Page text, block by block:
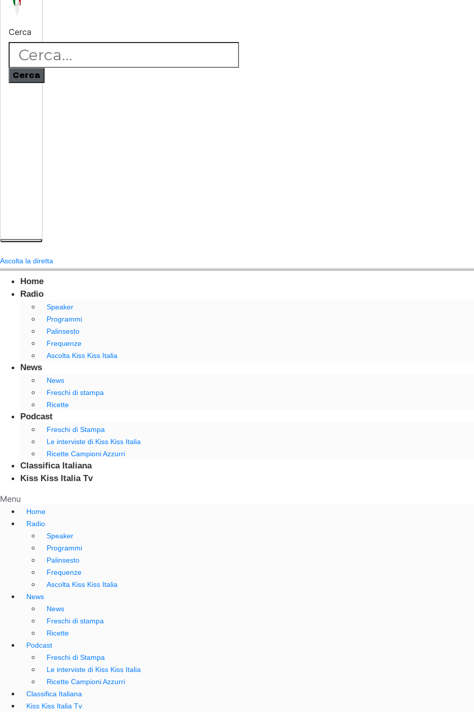
Cerca
Cerca
Ascolta la diretta
Home
Radio
Speaker
Programmi
Palinsesto
Frequenze
Ascolta Kiss Kiss Italia
News
News
Freschi di stampa
Ricette
Podcast
Freschi di Stampa
Le interviste di Kiss Kiss Italia
Ricette Campioni Azzurri
Classifica Italiana
Kiss Kiss Italia Tv
Menu
Home
Radio
Speaker
Programmi
Palinsesto
Frequenze
Ascolta Kiss Kiss Italia
News
News
Freschi di stampa
Ricette
Podcast
Freschi di Stampa
Le interviste di Kiss Kiss Italia
Ricette Campioni Azzurri
Classifica Italiana
Kiss Kiss Italia Tv